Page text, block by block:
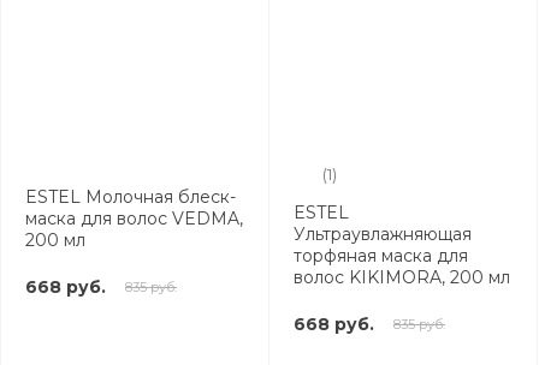
ESTEL Молочная блеск-
маска для волос VEDMA,
200 мл
668 руб. 835 руб.
(1)
ESTEL
Ультраувлажняющая
торфяная маска для
волос KIKIMORA, 200 мл
668 руб. 835 руб.